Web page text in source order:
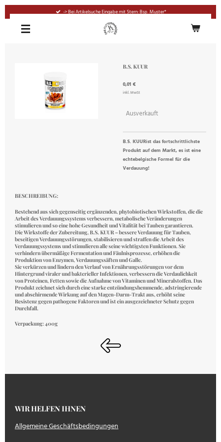
springen
-> Bei Artikelsuche Eingabe mit Stern: Bsp. Muster*
B.S. KUUR
0,01 €
inkl. MwSt
Ausverkauft
B.S. KUURist das fortschrittlichste
Produkt auf dem Markt, es ist eine
echtebelgische Formel für die
Verdauung!
BESCHREIBUNG:
Bestehend aus sich gegenseitig ergänzenden, phytobiotischen Wirkstoffen, die die
Arbeit des Verdauungssystems verbessern, metabolische Veränderungen
stimulieren und so eine hohe Gesundheit und Vitalität bei Tauben garantieren.
Die Wirkstoffe der Zubereitung, B.S. KUUR – bessere Verdauung für Tauben,
beseitigen Verdauungsstörungen, stabilisieren und straffen die Arbeit des
Verdauungssystems und stimulieren alle seine wichtigsten Funktionen. Sie
verhindern übermäßige Fermentation und Fäulnisprozesse, erhöhen die
Produktion von Enzymen, Verdauungssäften und Galle.
Sie verkürzen und lindern den Verlauf von Ernährungsstörungen vor dem
Hintergrund viraler und bakterieller Infektionen, verbessern die Verdaulichkeit
von Proteinen, Fetten sowie die Aufnahme von Vitaminen und Mineralstoffen. Das
Produkt zeichnet sich durch eine starke entzündungshemmende, adstringierende
und abschirmende Wirkung auf den Magen-Darm-Trakt aus, erhöht seine
Resistenz gegen pathogene Faktoren und ist ein ausgezeichneter Schutz gegen
Durchfall.
Verpackung: 400g
WIR HELFEN IHNEN
Allgemeine Geschäftsbedingungen